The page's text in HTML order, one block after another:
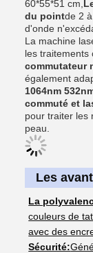
60*55*51 cm,
du pointde 2
d'onde
La machine
les traitements
commutateur
également
1064nm
commuté et
pour traiter les
peau.
Les
La
couleurs de
avec des
Sécurité: